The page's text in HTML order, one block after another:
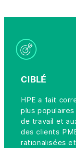
CIBLÉ
HPE a fait
plus
de travail et
des clients
rationalisées